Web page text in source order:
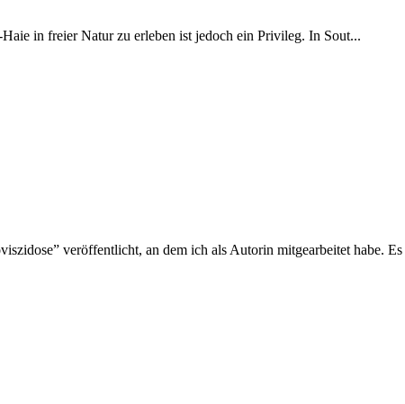
in freier Natur zu erleben ist jedoch ein Privileg. In Sout...
veröffentlicht, an dem ich als Autorin mitgearbeitet habe.